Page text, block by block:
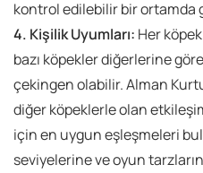
kontrol edilebilir bir ortamda
4. Kişilik Uyumları: Her
bazı köpekler diğerlerine
çekingen olabilir. Alman
diğer köpeklerle olan
için en uygun eşleşmeleri
seviyelerine ve oyun